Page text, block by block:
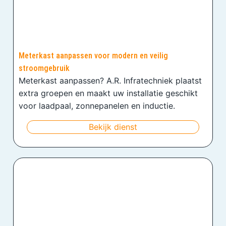
Meterkast aanpassen voor modern en veilig
stroomgebruik
Meterkast aanpassen? A.R. Infratechniek plaatst
extra groepen en maakt uw installatie geschikt
voor laadpaal, zonnepanelen en inductie.
Bekijk dienst